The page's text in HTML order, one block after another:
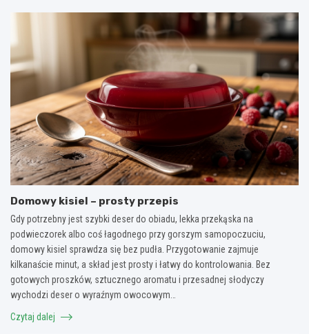
Domowy kisiel – prosty przepis
Gdy potrzebny jest szybki deser do obiadu, lekka przekąska na
podwieczorek albo coś łagodnego przy gorszym samopoczuciu,
domowy kisiel sprawdza się bez pudła. Przygotowanie zajmuje
kilkanaście minut, a skład jest prosty i łatwy do kontrolowania. Bez
gotowych proszków, sztucznego aromatu i przesadnej słodyczy
wychodzi deser o wyraźnym owocowym…
Czytaj dalej